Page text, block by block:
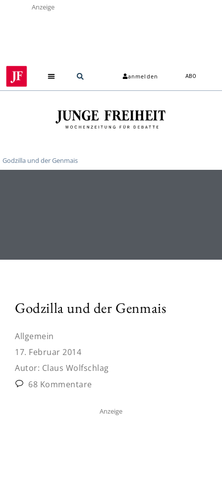
Anzeige
anmelden ABO
Godzilla und der Genmais
Godzilla und der Genmais
Allgemein
17. Februar 2014
Autor: Claus Wolfschlag
68 Kommentare
Anzeige